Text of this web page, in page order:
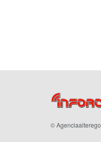
©Agenciaalterego